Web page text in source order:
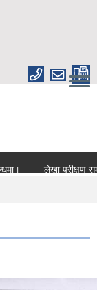
लेखा परीक्षण